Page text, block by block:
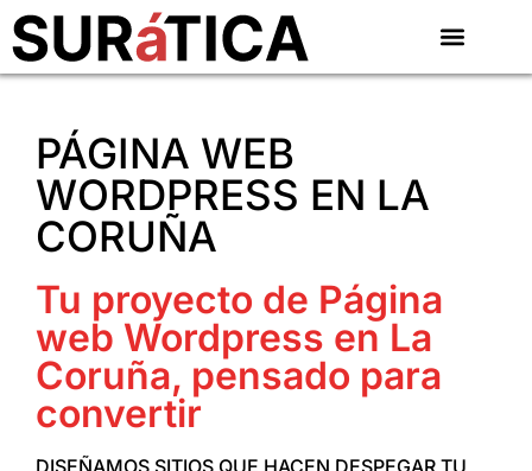
PÁGINA WEB
WORDPRESS EN LA
CORUÑA
Tu proyecto de Página
web Wordpress en La
Coruña, pensado para
convertir
DISEÑAMOS SITIOS QUE HACEN DESPEGAR TU